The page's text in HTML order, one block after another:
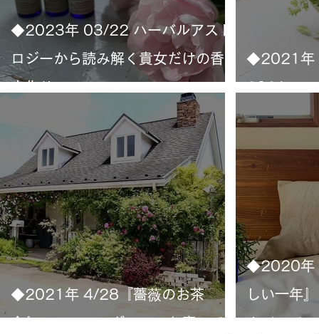
◆2023年 03/22 ハーバルアスト
ロジーから読み解く貴女だけの香
◆2021年
◆2021年 4/28『薔薇のお茶
◆2020年
しい一年